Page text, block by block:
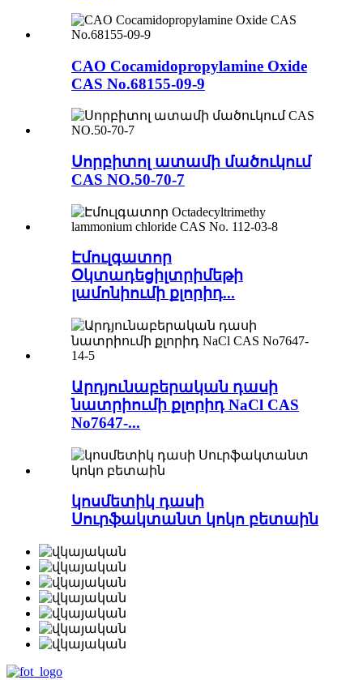
CAO Cocamidopropylamine Oxide
CAS No.68155-09-9
Սորբիտոլ ատամի մածուկում
CAS NO.50-70-7
Էմուլգատոր
Օկտադեցիլտրիմեթի
լամոնիումի քլորիդ...
Արդյունաբերական դասի
նատրիումի քլորիդ NaCl CAS
No7647-...
կոսմետիկ դասի
Սուրֆակտանտ կոկո բետաին